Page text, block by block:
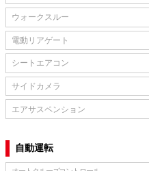
ウォークスルー
電動リアゲート
シートエアコン
サイドカメラ
エアサスペンション
自動運転